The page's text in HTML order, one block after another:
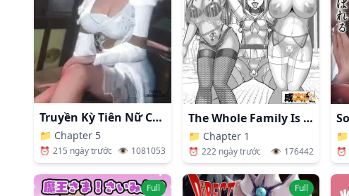
Truyền Kỳ Tiên Nữ Chốn Hồng Trần
📁 Chapter 5
⏰ 215 ngày trước 👁️ 1081053
The Whole Family Is A Female Fallen Livestock Slave
📁 Chapter 1
⏰ 222 ngày trước 👁️ 176442
📁
⏰
Full Full